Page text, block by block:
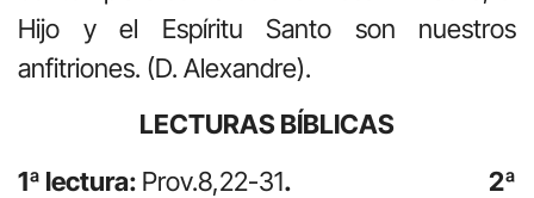
Hijo y el Espíritu Santo son nuestros
anfitriones. (D. Alexandre).
LECTURAS BÍBLICAS
1ª lectura: Prov.8,22-31. 2ª